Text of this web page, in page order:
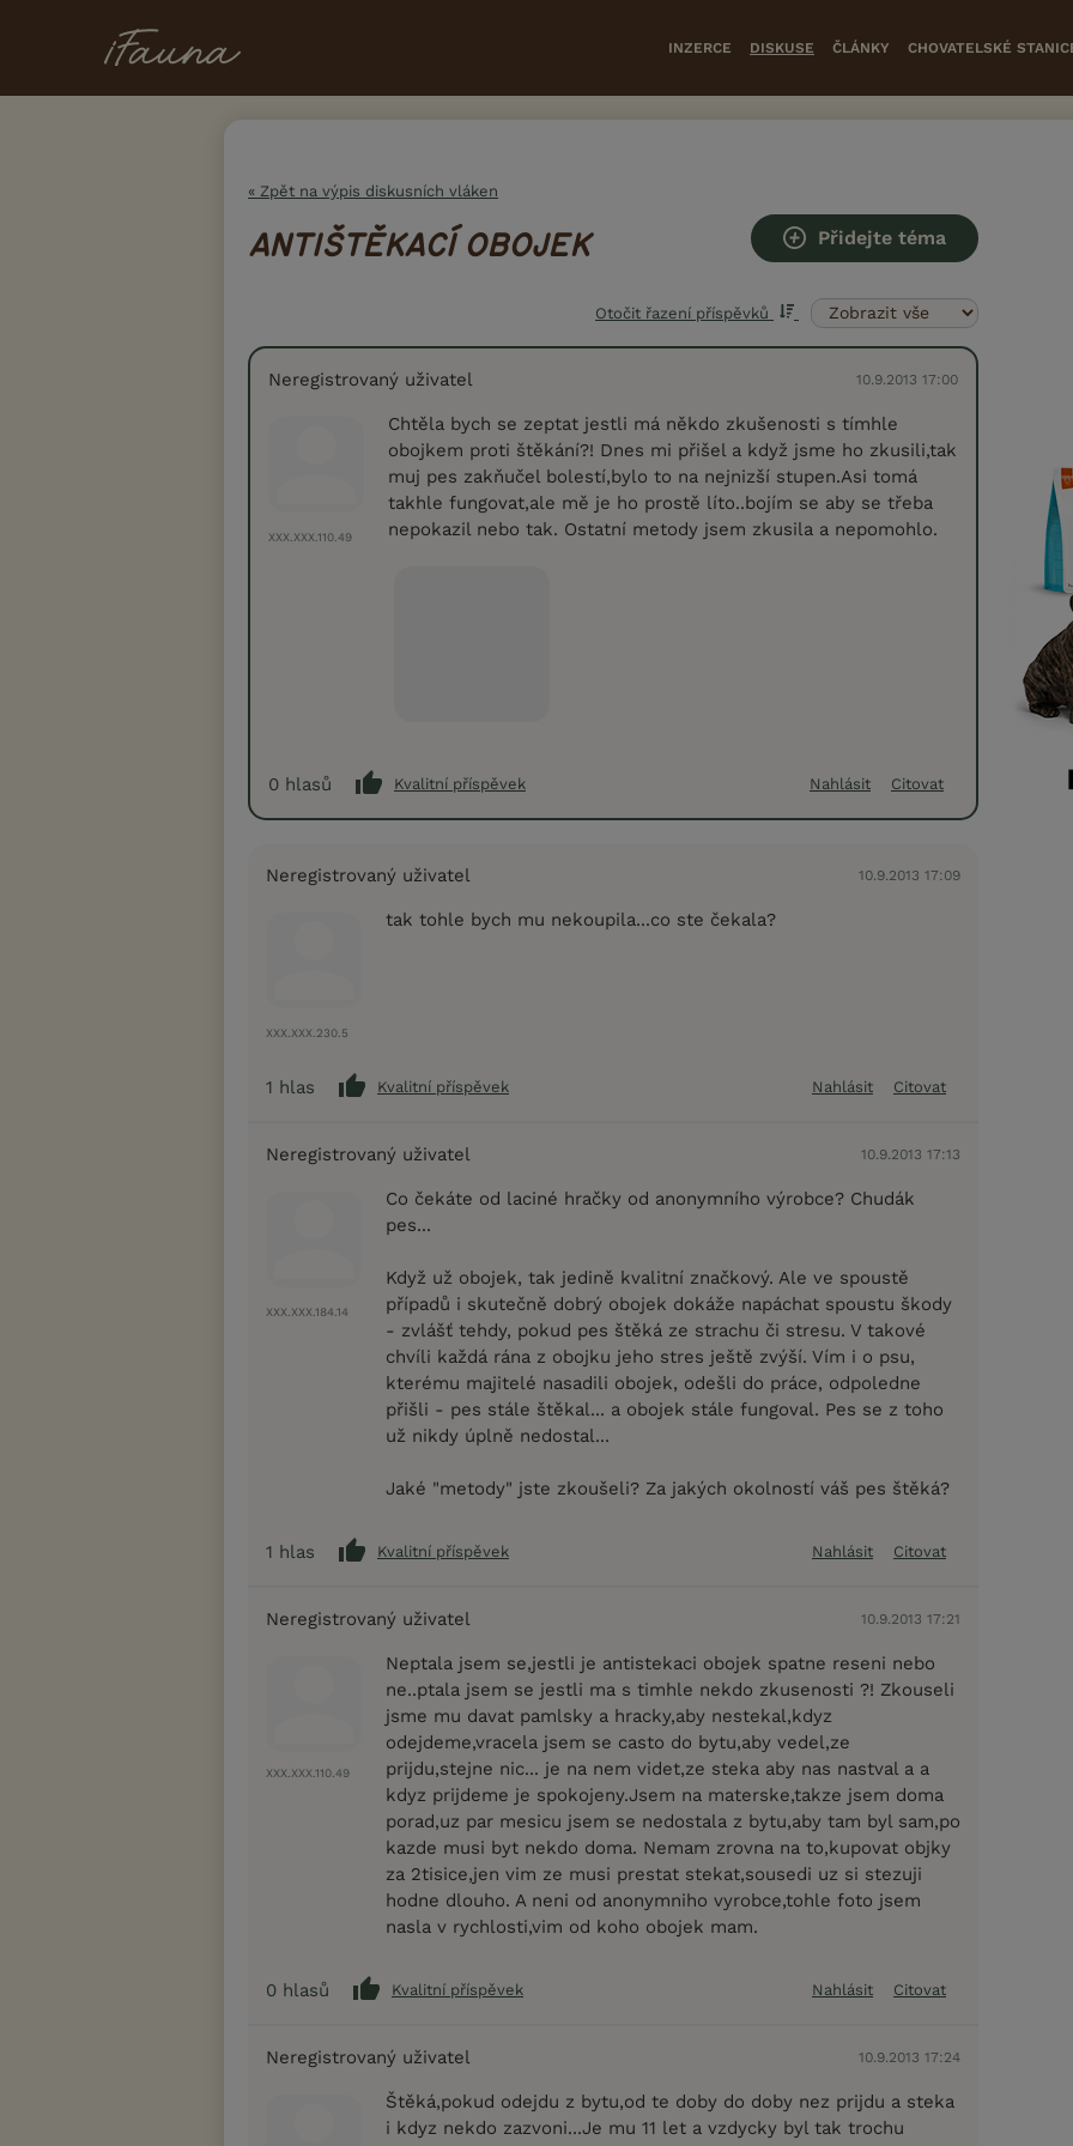
INZERCE DISKUSE ČLÁNKY CHOVATELSKÉ
« Zpět na výpis diskusních vláken
ANTIŠTĚKACÍ OBOJEK Přidejte téma
Otočit řazení příspěvků
Neregistrovaný uživatel 10.9.2013 17:00
XXX.XXX.110.49
Chtěla bych se zeptat jestli má někdo zkušenosti s tímhle
obojkem proti štěkání?! Dnes mi přišel a když jsme ho zkusili,tak
muj pes zakňučel bolestí,bylo to na nejnizší stupen.Asi tomá
takhle fungovat,ale mě je ho prostě líto..bojím se aby se třeba
nepokazil nebo tak. Ostatní metody jsem zkusila a nepomohlo.
0 hlasů Kvalitní příspěvek Nahlásit Citovat
Neregistrovaný uživatel 10.9.2013 17:09
XXX.XXX.230.5
tak tohle bych mu nekoupila...co ste čekala?
1 hlas Kvalitní příspěvek Nahlásit Citovat
Neregistrovaný uživatel 10.9.2013 17:13
XXX.XXX.184.14
Co čekáte od laciné hračky od anonymního výrobce? Chudák
pes...
Když už obojek, tak jedině kvalitní značkový. Ale ve spoustě
případů i skutečně dobrý obojek dokáže napáchat spoustu škody
- zvlášť tehdy, pokud pes štěká ze strachu či stresu. V takové
chvíli každá rána z obojku jeho stres ještě zvýší. Vím i o psu,
kterému majitelé nasadili obojek, odešli do práce, odpoledne
přišli - pes stále štěkal... a obojek stále fungoval. Pes se z toho
už nikdy úplně nedostal...
Jaké "metody" jste zkoušeli? Za jakých okolností váš pes štěká?
1 hlas Kvalitní příspěvek Nahlásit Citovat
Neregistrovaný uživatel 10.9.2013 17:21
XXX.XXX.110.49
Neptala jsem se,jestli je antistekaci obojek spatne reseni nebo
ne..ptala jsem se jestli ma s timhle nekdo zkusenosti ?! Zkouseli
jsme mu davat pamlsky a hracky,aby nestekal,kdyz
odejdeme,vracela jsem se casto do bytu,aby vedel,ze
prijdu,stejne nic... je na nem videt,ze steka aby nas nastval a a
kdyz prijdeme je spokojeny.Jsem na materske,takze jsem doma
porad,uz par mesicu jsem se nedostala z bytu,aby tam byl sam,po
kazde musi byt nekdo doma. Nemam zrovna na to,kupovat objky
za 2tisice,jen vim ze musi prestat stekat,sousedi uz si stezuji
hodne dlouho. A neni od anonymniho vyrobce,tohle foto jsem
nasla v rychlosti,vim od koho obojek mam.
0 hlasů Kvalitní příspěvek Nahlásit Citovat
Neregistrovaný uživatel 10.9.2013 17:24
Štěká,pokud odejdu z bytu,od te doby do doby nez prijdu a steka
i kdyz nekdo zazvoni...Je mu 11 let a vzdycky byl tak trochu